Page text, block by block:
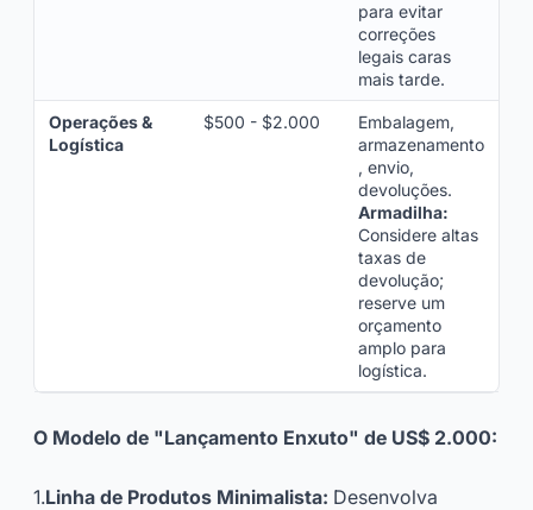
para evitar
correções
legais caras
mais tarde.
Operações &
Logística
$500 - $2.000
Embalagem,
armazenamento
, envio,
devoluções.
Armadilha:
Considere altas
taxas de
devolução;
reserve um
orçamento
amplo para
logística.
O Modelo de "Lançamento Enxuto" de US$ 2.000:
1.Linha de Produtos Minimalista: Desenvolva